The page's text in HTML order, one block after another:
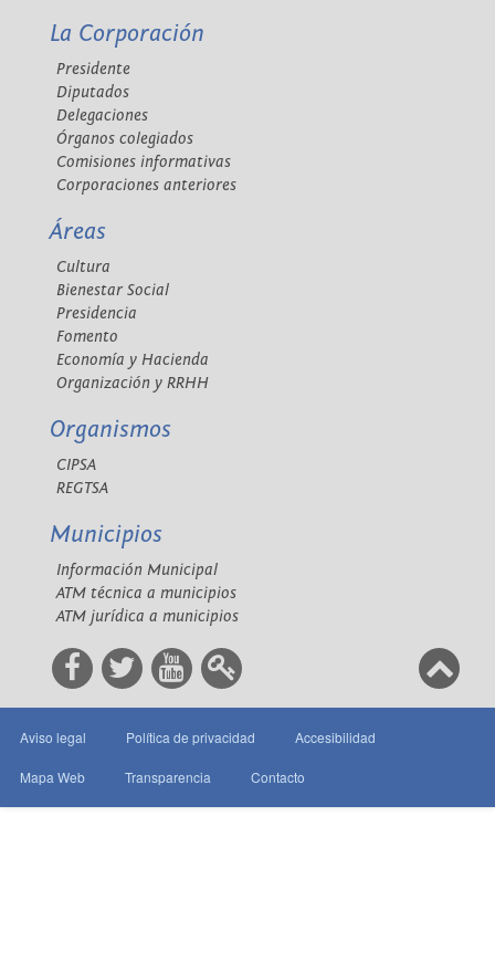
La Corporación
Presidente
Diputados
Delegaciones
Órganos colegiados
Comisiones informativas
Corporaciones anteriores
Áreas
Cultura
Bienestar Social
Presidencia
Fomento
Economía y Hacienda
Organización y RRHH
Organismos
CIPSA
REGTSA
Municipios
Información Municipal
ATM técnica a municipios
ATM jurídica a municipios
Aviso legal Política de privacidad Accesibilidad
Mapa Web Transparencia Contacto